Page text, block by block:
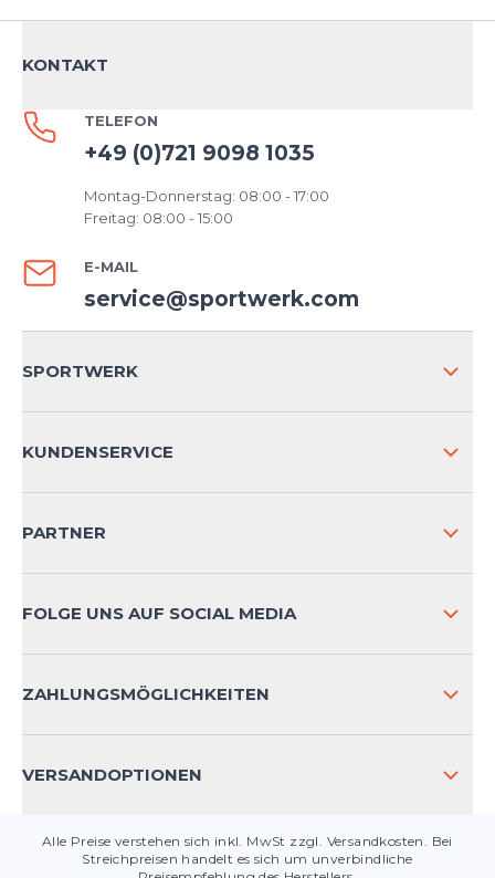
KONTAKT
TELEFON
+49 (0)721 9098 1035
Montag-Donnerstag: 08:00 - 17:00
Freitag: 08:00 - 15:00
E-MAIL
service@sportwerk.com
SPORTWERK
KUNDENSERVICE
KONTAKT
PRODUKTSICHERHEIT
PARTNER
FOLGE UNS AUF SOCIAL MEDIA
ZAHLUNGSMÖGLICHKEITEN
VERSANDOPTIONEN
Alle Preise verstehen sich inkl. MwSt zzgl. Versandkosten. Bei
Streichpreisen handelt es sich um unverbindliche